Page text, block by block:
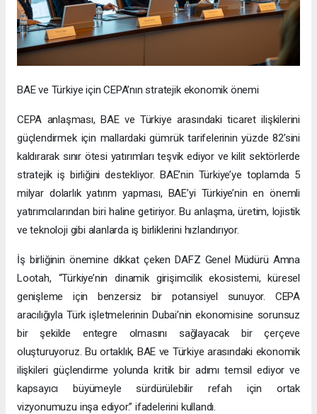
BAE ve Türkiye için CEPA’nın stratejik ekonomik önemi
CEPA anlaşması, BAE ve Türkiye arasındaki ticaret ilişkilerini
güçlendirmek için mallardaki gümrük tarifelerinin yüzde 82’sini
kaldırarak sınır ötesi yatırımları teşvik ediyor ve kilit sektörlerde
stratejik iş birliğini destekliyor. BAE’nin Türkiye’ye toplamda 5
milyar dolarlık yatırım yapması, BAE’yi Türkiye’nin en önemli
yatırımcılarından biri haline getiriyor. Bu anlaşma, üretim, lojistik
ve teknoloji gibi alanlarda iş birliklerini hızlandırıyor.
İş birliğinin önemine dikkat çeken DAFZ Genel Müdürü Amna
Lootah, “Türkiye’nin dinamik girişimcilik ekosistemi, küresel
genişleme için benzersiz bir potansiyel sunuyor. CEPA
aracılığıyla Türk işletmelerinin Dubai’nin ekonomisine sorunsuz
bir şekilde entegre olmasını sağlayacak bir çerçeve
oluşturuyoruz. Bu ortaklık, BAE ve Türkiye arasındaki ekonomik
ilişkileri güçlendirme yolunda kritik bir adımı temsil ediyor ve
kapsayıcı büyümeyle sürdürülebilir refah için ortak
vizyonumuzu inşa ediyor.” ifadelerini kullandı.